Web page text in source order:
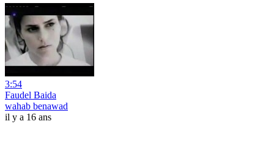
3:54
Faudel Baida
wahab benawad
il y a 16 ans